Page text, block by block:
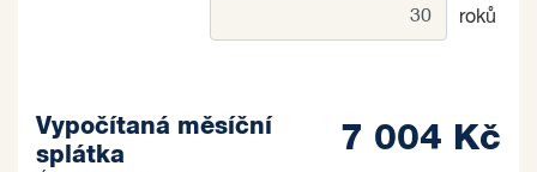
roků
Vypočítaná měsíční
splátka
7 004 Kč